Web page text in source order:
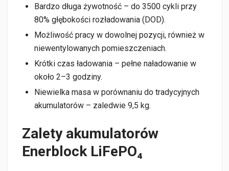
Bardzo długa żywotność – do 3500 cykli przy
80% głębokości rozładowania (DOD).
Możliwość pracy w dowolnej pozycji, również w
niewentylowanych pomieszczeniach.
Krótki czas ładowania – pełne naładowanie w
około 2–3 godziny.
Niewielka masa w porównaniu do tradycyjnych
akumulatorów – zaledwie 9,5 kg.
Zalety akumulatorów
Enerblock LiFePO₄